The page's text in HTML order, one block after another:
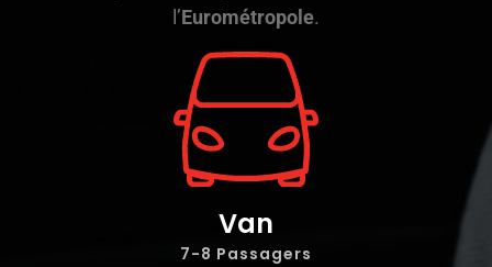
l’Eurométropole.
Van
7-8 Passagers